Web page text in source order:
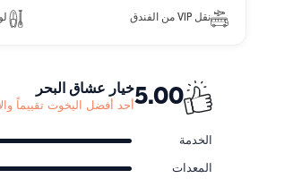
نقل VIP من الفندق
5.00خيار عشاق البحر
أحد أفضل اليخوت تقييماً
الخدمة
المعدات